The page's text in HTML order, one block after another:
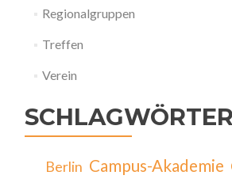
Regionalgruppen
Treffen
Verein
SCHLAGWÖRTER
Berlin Campus-Akademie